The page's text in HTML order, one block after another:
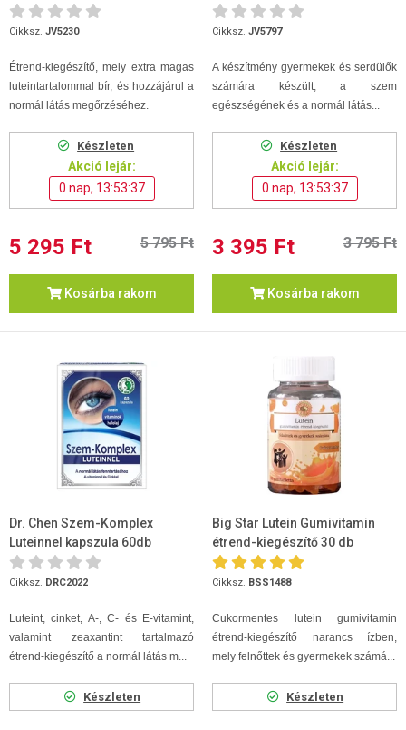
Cikksz. JV5230
Étrend-kiegészítő, mely extra magas
luteintartalommal bír, és hozzájárul a
normál látás megőrzéséhez.
Készleten
Akció lejár:
0 nap, 13:53:36
5 295 Ft 5 795 Ft
Kosárba rakom
60db
Cikksz. JV5797
A készítmény gyermekek és serdülők
számára készült, a szem
egészségének és a normál látás...
Készleten
Akció lejár:
0 nap, 13:53:36
3 395 Ft 3 795 Ft
Kosárba rakom
Dr. Chen Szem-Komplex
Luteinnel kapszula 60db
Cikksz. DRC2022
Luteint, cinket, A-, C- és E-vitamint,
valamint zeaxantint tartalmazó
étrend-kiegészítő a normál látás m...
Készleten
Big Star Lutein Gumivitamin
étrend-kiegészítő 30 db
Cikksz. BSS1488
Cukormentes lutein gumivitamin
étrend-kiegészítő narancs ízben,
mely felnőttek és gyermekek számá...
Készleten